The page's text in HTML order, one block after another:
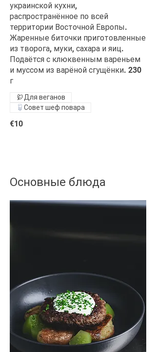
украинской кухни,
распространённое по всей
территории Восточной Европы.
Жаренные биточки приготовленные
из творога, муки, сахара и яиц.
Подаётся с клюквенным вареньем
и муссом из варёной сгущёнки. 230
г
€10
Для веганов
Совет шеф повара
Основные блюда